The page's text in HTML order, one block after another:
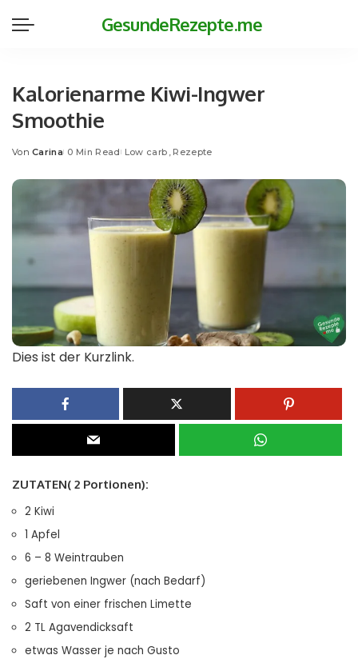
GesundeRezepte.me
Kalorienarme Kiwi-Ingwer
Smoothie
Posted
Von Carina 0 Min Read Low carb Rezepte
Dies ist der Kurzlink.
ZUTATEN( 2 Portionen):
2 Kiwi
1 Apfel
6 – 8 Weintrauben
geriebenen Ingwer (nach Bedarf)
Saft von einer frischen Limette
2 TL Agavendicksaft
etwas Wasser je nach Gusto